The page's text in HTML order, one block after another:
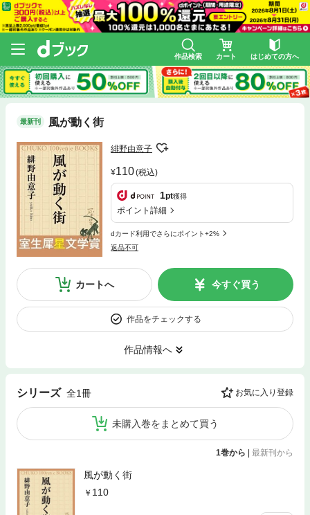
作品検索 カート はじめての方へ
最新刊 風が動く街
緋野由意子
110(税込)
1pt獲得
ポイント詳細
dカード利用でさらにポイント+2%
返品不可
カートへ 今すぐ買う
作品をチェックする
作品情報へ
シリーズ 全1冊 お気に入り登録
未購入巻をまとめて買う
1巻から | 最新刊から
風が動く街
110